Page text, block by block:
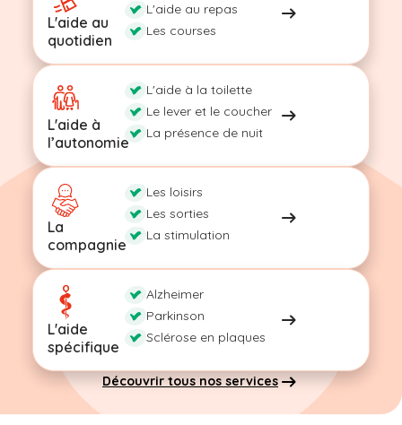
L'aide au
quotidien
L'aide au repas
Les courses
L'aide à
l’autonomie
L'aide à la toilette
Le lever et le coucher
La présence de nuit
La
compagnie
Les loisirs
Les sorties
La stimulation
L'aide
spécifique
Alzheimer
Parkinson
Sclérose en plaques
Découvrir tous nos services